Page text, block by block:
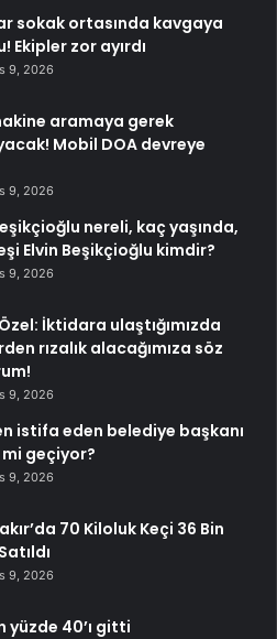
sokak ortasında kavgaya
Ekipler zor ayırdı
9, 2026
aramaya gerek
Mobil DOA devreye
9, 2026
nereli, kaç yaşında,
eşi Elvin Beşikçioğlu kimdir?
9, 2026
İktidara ulaştığımızda
rızalık alacağımıza söz
9, 2026
istifa eden belediye başkanı
mi geçiyor?
9, 2026
70 Kiloluk Keçi 36 Bin
9, 2026
yüzde 40’ı gitti